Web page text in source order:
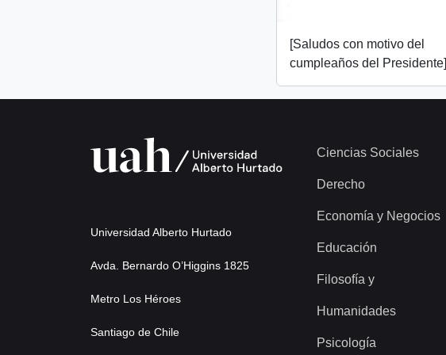
[Saludos con motivo del
cumpleaños del Presidente]
Universidad Alberto Hurtado
Avda. Bernardo O’Higgins 1825
Metro Los Héroes
Santiago de Chile
Ciencias Sociales
Derecho
Economía y Negocios
Educación
Filosofía y
Humanidades
Psicología